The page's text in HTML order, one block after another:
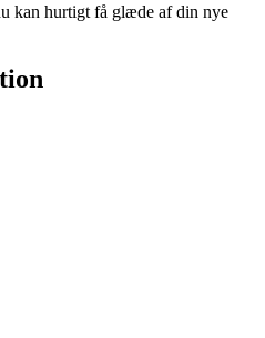
kan hurtigt få glæde af din nye